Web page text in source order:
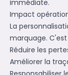
immédiate.
Impact
La
marquage.
Réduire les
Améliorer la